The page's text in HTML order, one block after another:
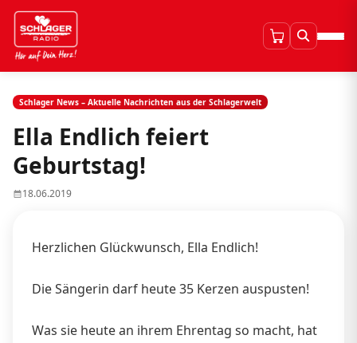
Schlager News – Aktuelle Nachrichten aus der Schlagerwelt
Ella Endlich feiert
Geburtstag!
18.06.2019
Herzlichen Glückwunsch, Ella Endlich!
Die Sängerin darf heute 35 Kerzen auspusten!
Was sie heute an ihrem Ehrentag so macht, hat